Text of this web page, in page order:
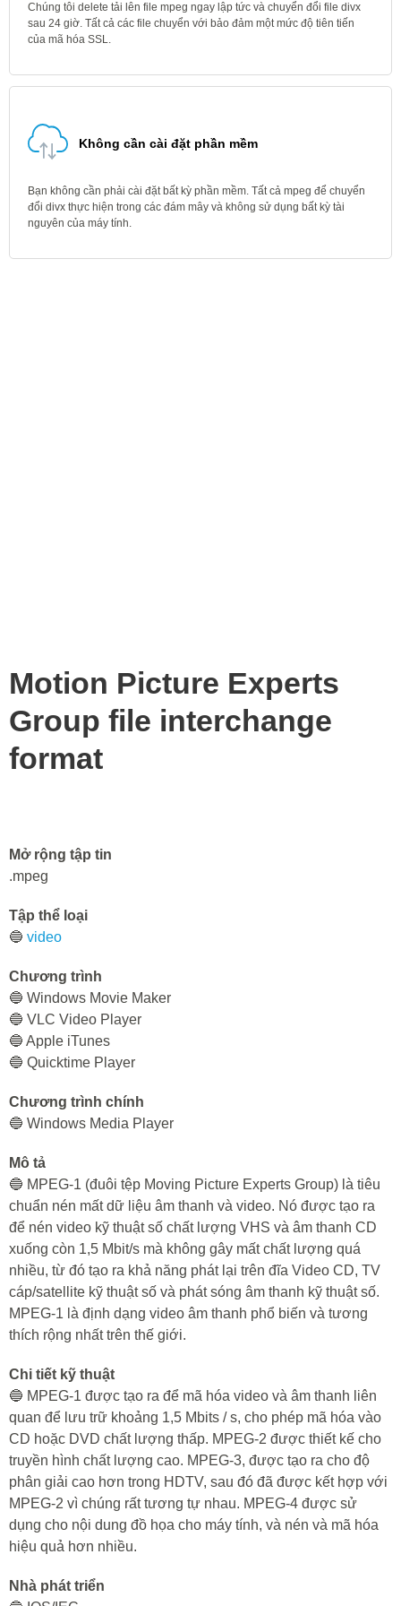
Chúng tôi delete tải lên file mpeg ngay lập tức và chuyển đổi file divx
sau 24 giờ. Tất cả các file chuyển với bảo đảm một mức độ tiên tiến
của mã hóa SSL.
Không cần cài đặt phần mềm
Bạn không cần phải cài đặt bất kỳ phần mềm. Tất cả mpeg để chuyển
đổi divx thực hiện trong các đám mây và không sử dụng bất kỳ tài
nguyên của máy tính.
Motion Picture Experts
Group file interchange
format
Mở rộng tập tin
.mpeg
Tập thể loại
🔵 video
Chương trình
🔵 Windows Movie Maker
🔵 VLC Video Player
🔵 Apple iTunes
🔵 Quicktime Player
Chương trình chính
🔵 Windows Media Player
Mô tả
🔵 MPEG-1 (đuôi tệp Moving Picture Experts Group) là tiêu
chuẩn nén mất dữ liệu âm thanh và video. Nó được tạo ra
để nén video kỹ thuật số chất lượng VHS và âm thanh CD
xuống còn 1,5 Mbit/s mà không gây mất chất lượng quá
nhiều, từ đó tạo ra khả năng phát lại trên đĩa Video CD, TV
cáp/satellite kỹ thuật số và phát sóng âm thanh kỹ thuật số.
MPEG-1 là định dạng video âm thanh phổ biến và tương
thích rộng nhất trên thế giới.
Chi tiết kỹ thuật
🔵 MPEG-1 được tạo ra để mã hóa video và âm thanh liên
quan để lưu trữ khoảng 1,5 Mbits / s, cho phép mã hóa vào
CD hoặc DVD chất lượng thấp. MPEG-2 được thiết kế cho
truyền hình chất lượng cao. MPEG-3, được tạo ra cho độ
phân giải cao hơn trong HDTV, sau đó đã được kết hợp với
MPEG-2 vì chúng rất tương tự nhau. MPEG-4 được sử
dụng cho nội dung đồ họa cho máy tính, và nén và mã hóa
hiệu quả hơn nhiều.
Nhà phát triển